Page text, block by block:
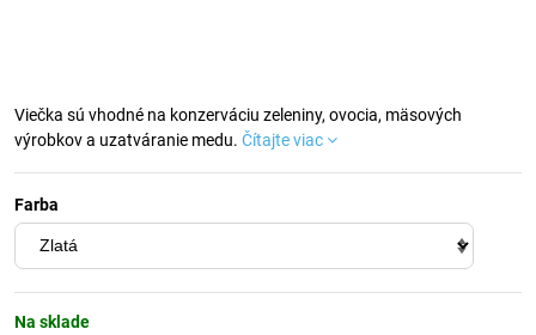
Viečka sú vhodné na konzerváciu zeleniny, ovocia, mäsových
výrobkov a uzatváranie medu. Čítajte viac
Farba
Na sklade